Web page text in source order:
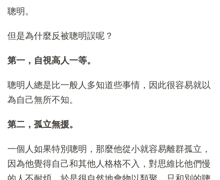
聰明。
但是為什麼反被聰明誤呢？
第一，自視高人一等。
聰明人總是比一般人多知道些事情，因此很容易就以
為自己無所不知。
第二，孤立無援。
一個人如果特別聰明，那麼他從小就容易離群孤立，
因為他覺得自己和其他人格格不入，對思維比他們慢